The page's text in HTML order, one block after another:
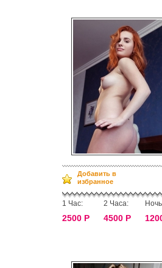
Добавить в
избранное
1 Час:
2500 Р
2 Часа:
4500 Р